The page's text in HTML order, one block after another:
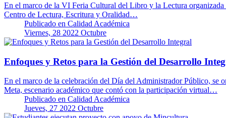
En el marco de la VI Feria Cultural del Libro y la Lectura
Centro de Lectura, Escritura y Oralidad…
Publicado en Calidad Académica
Viernes, 28 2022 Octubre
Enfoques y Retos para la Gestión del Desarrollo
En el marco de la celebración del Día del Administrador Público, se
Meta, escenario académico que contó con la participación virtual…
Publicado en Calidad Académica
Jueves, 27 2022 Octubre